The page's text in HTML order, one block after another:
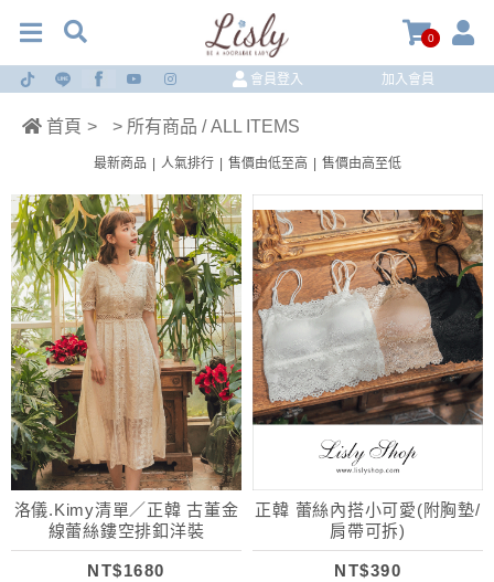
0
會員登入 加入會員
首頁 > > 所有商品 / ALL ITEMS
最新商品 人氣排行 售價由低至高 售價由高至低
洛儀.Kimy清單／正韓 古董金
線蕾絲鏤空排釦洋裝
NT$1680
正韓 蕾絲內搭小可愛(附胸墊/
肩帶可拆)
NT$390